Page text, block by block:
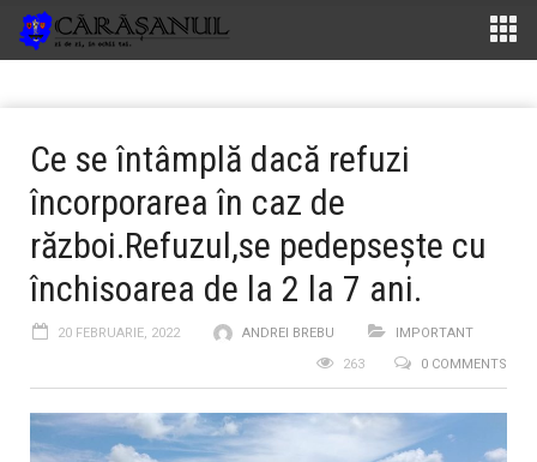
Ce se întâmplă dacă refuzi
încorporarea în caz de
război.Refuzul,se pedepseşte cu
închisoarea de la 2 la 7 ani.
20 FEBRUARIE, 2022 ANDREI BREBU
IMPORTANT
0 COMMENTS
263